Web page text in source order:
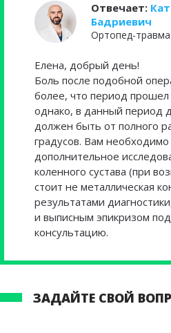
Отвечает:
Бадриевич
Ортопед-
Елена, добрый день!
Боль после подобной
более, что период
однако, в данный период
должен быть от полного
градусов. Вам
дополнительное
коленного сустава (при
стоит не металлическая
результатами
и выписным эпикризом
консультацию.
ЗАДАЙТЕ СВОЙ